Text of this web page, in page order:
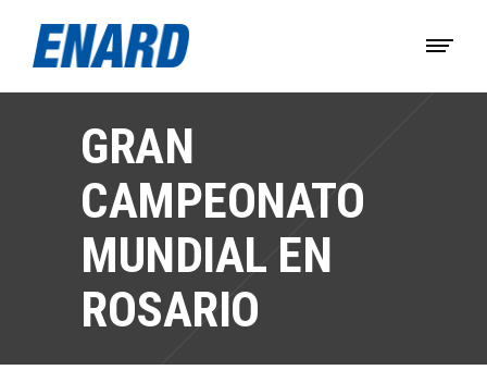
GRAN
CAMPEONATO
MUNDIAL EN
ROSARIO